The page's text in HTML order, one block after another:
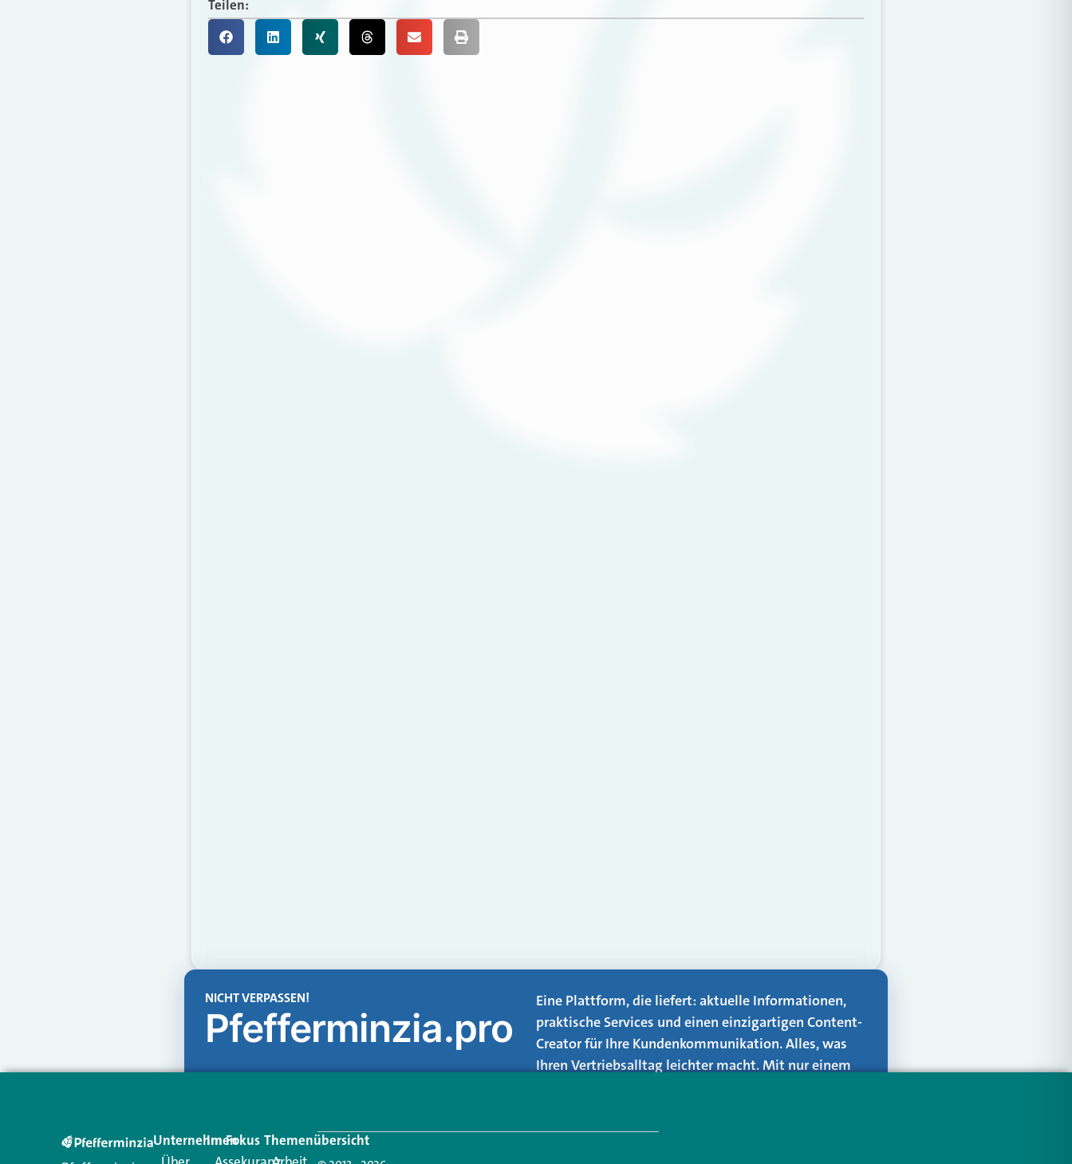
Teilen:
NICHT VERPASSEN!
Pfefferminzia.pro
Eine Plattform, die liefert: aktuelle Informationen,
praktische Services und einen einzigartigen Content-
Creator für Ihre Kundenkommunikation. Alles, was
Ihren Vertriebsalltag leichter macht. Mit nur einem
Unternehmen
Im Fokus Themenübersicht